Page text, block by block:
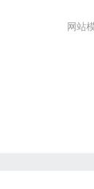
网站